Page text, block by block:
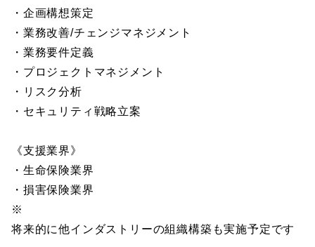
・企画構想策定
・業務改善/チェンジマネジメント
・業務要件定義
・プロジェクトマネジメント
・リスク分析
・セキュリティ戦略立案
《支援業界》
・生命保険業界
・損害保険業界
※
将来的に他インダストリーの組織構築も実施予定です